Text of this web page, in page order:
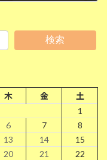
検索
木 金
土
1
6 7
8
13 14
15
20 21
22